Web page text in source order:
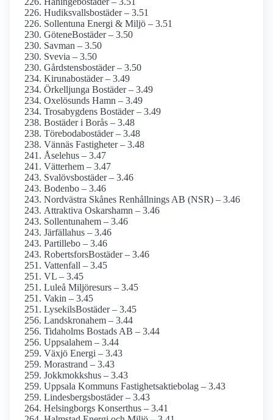
Hudiksvallsbostäder – 3.51
Sollentuna Energi & Miljö – 3.51
GöteneBostäder – 3.50
Savman – 3.50
Svevia – 3.50
Gårdstensbostäder – 3.50
Kirunabostäder – 3.49
Örkelljunga Bostäder – 3.49
Oxelösunds Hamn – 3.49
Trosabygdens Bostäder – 3.49
Bostäder i Borås – 3.48
Törebodabostäder – 3.48
Vännäs Fastigheter – 3.48
Åselehus – 3.47
Vätterhem – 3.47
Svalövsbostäder – 3.46
Bodenbo – 3.46
Nordvästra Skånes Renhållnings AB (NSR) – 3.46
Attraktiva Oskarshamn – 3.46
Sollentunahem – 3.46
Järfällahus – 3.46
Partillebo – 3.46
RobertsforsBostäder – 3.46
Vattenfall – 3.45
VL – 3.45
Luleå Miljöresurs – 3.45
Vakin – 3.45
LysekilsBostäder – 3.45
Landskronahem – 3.44
Tidaholms Bostads AB – 3.44
Uppsalahem – 3.44
Växjö Energi – 3.43
Morastrand – 3.43
Jokkmokkshus – 3.43
Uppsala Kommuns Fastighets­aktiebolag – 3.43
Lindesbergsbostäder – 3.43
Helsingborgs Konserthus – 3.41